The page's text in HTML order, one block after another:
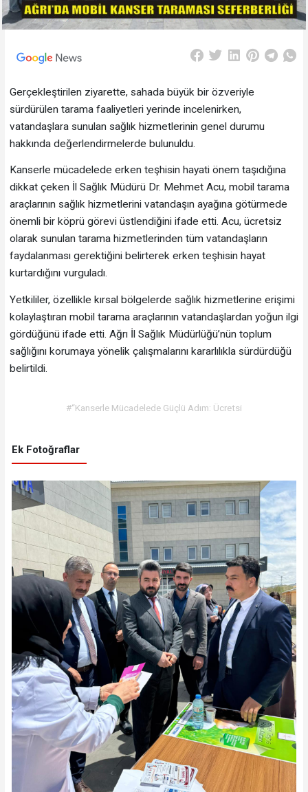
Gerçekleştirilen ziyarette, sahada büyük bir özveriyle
sürdürülen tarama faaliyetleri yerinde incelenirken,
vatandaşlara sunulan sağlık hizmetlerinin genel durumu
hakkında değerlendirmelerde bulunuldu.
Kanserle mücadelede erken teşhisin hayati önem taşıdığına
dikkat çeken İl Sağlık Müdürü Dr. Mehmet Acu, mobil tarama
araçlarının sağlık hizmetlerini vatandaşın ayağına götürmede
önemli bir köprü görevi üstlendiğini ifade etti. Acu, ücretsiz
olarak sunulan tarama hizmetlerinden tüm vatandaşların
faydalanması gerektiğini belirterek erken teşhisin hayat
kurtardığını vurguladı.
Yetkililer, özellikle kırsal bölgelerde sağlık hizmetlerine erişimi
kolaylaştıran mobil tarama araçlarının vatandaşlardan yoğun ilgi
gördüğünü ifade etti. Ağrı İl Sağlık Müdürlüğü’nün toplum
sağlığını korumaya yönelik çalışmalarını kararlılıkla sürdürdüğü
belirtildi.
#“Kanserle Mücadelede Güçlü Adım: Ücretsi
Ek Fotoğraflar